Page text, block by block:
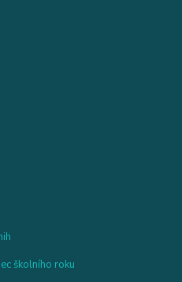
školního roku